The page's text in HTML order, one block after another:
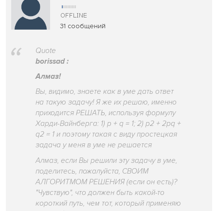
31 сообщений
Quote
borissad :
Алмаз!
Вы, видимо, знаете как в уме дать ответ
на такую задачу! Я же их решаю, именно
приходится РЕШАТЬ, используя формулу
Харди-Вайнберга: 1) p + q = 1; 2) p2 + 2pq +
q2 = 1 и поэтому такая с виду простецкая
задача у меня в уме не решается
Алмаз, если Вы решили эту задачу в уме,
поделитесь, пожалуйста, СВОИМ
АЛГОРИТМОМ РЕШЕНИЯ (если он есть)?
"Чувствую", что должен быть какой-то
короткий путь, чем тот, который применяю